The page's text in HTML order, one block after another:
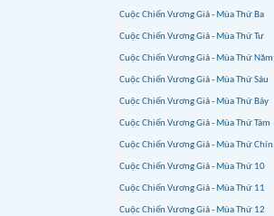
Cuộc Chiến Vương Giả - Mùa Thứ Ba
Cuộc Chiến Vương Giả - Mùa Thứ Tư
Cuộc Chiến Vương Giả - Mùa Thứ Năm
Cuộc Chiến Vương Giả - Mùa Thứ Sáu
Cuộc Chiến Vương Giả - Mùa Thứ Bảy
Cuộc Chiến Vương Giả - Mùa Thứ Tám
Cuộc Chiến Vương Giả - Mùa Thứ Chín
Cuộc Chiến Vương Giả - Mùa Thứ 10
Cuộc Chiến Vương Giả - Mùa Thứ 11
Cuộc Chiến Vương Giả - Mùa Thứ 12